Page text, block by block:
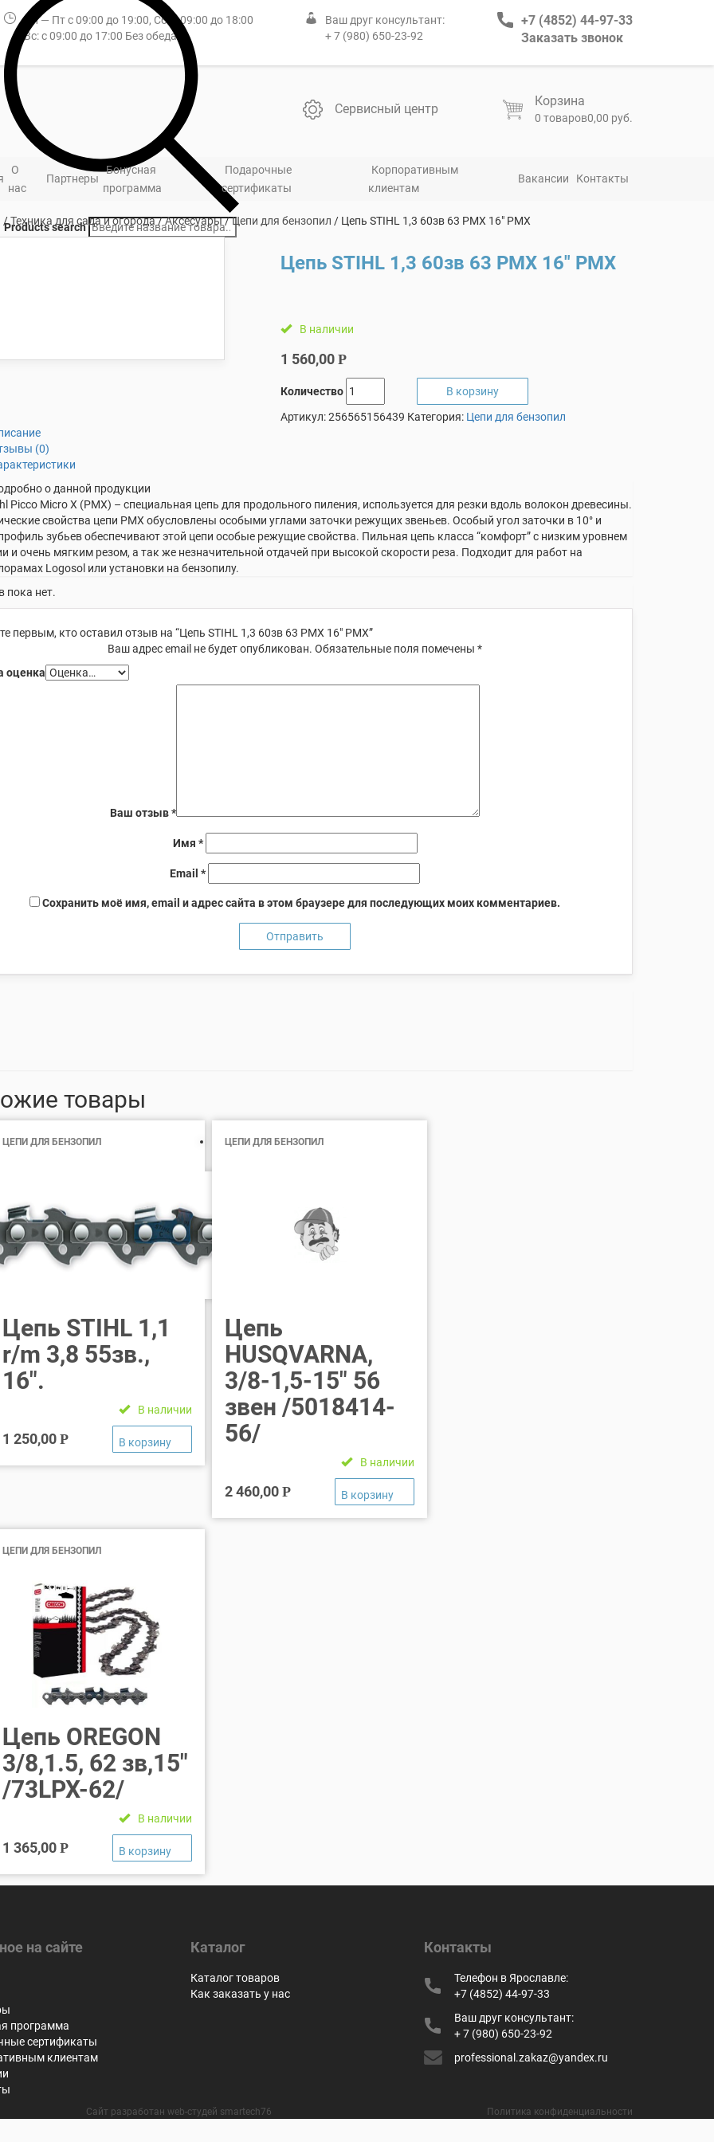
Пн — Пт с 09:00 до 19:00, Сб: с 09:00 до 18:00
Вс: с 09:00 до 17:00 Без обеда
Ваш друг консультант:
+ 7 (980) 650-23-92
+7 (4852) 44-97-33
Заказать звонок
Products search
Сервисный центр
Корзина
0 товаров0,00 руб.
О
нас
Партнеры
Бонусная
программа
Подарочные
сертификаты
Корпоративным
клиентам
Вакансии Контакты
/Техника для сада и огорода/Аксесуары/Цепи для бензопил / Цепь STIHL 1,3 60зв 63 РМХ 16″ РМХ
Цепь STIHL 1,3 60зв 63 РМХ 16″ РМХ
В наличии
1 560,00Р
Количество
В корзину
Артикул:256565156439 Категория: Цепи для бензопил
(0)
о данной продукции
Picco Micro X (PMX) – специальная цепь для продольного пиления, используется для резки вдоль волокон древесины.
свойства цепи PMX обусловлены особыми углами заточки режущих звеньев. Особый угол заточки в 10° и
зубьев обеспечивают этой цепи особые режущие свойства. Пильная цепь класса “комфорт” с низким уровнем
и очень мягким резом, а так же незначительной отдачей при высокой скорости реза. Подходит для работ на
Logosol или установки на бензопилу.
пока нет.
первым, кто оставил отзыв на “Цепь STIHL 1,3 60зв 63 РМХ 16″ РМХ”
Ваш адрес email не будет опубликован. Обязательные поля помечены*
оценка
Ваш отзыв*
Имя *
Email*
Сохранить моё имя, email и адрес сайта в этом браузере для последующих моих комментариев.
товары
ЦЕПИ ДЛЯ БЕНЗОПИЛ
Цепь STIHL 1,1
r/m 3,8 55зв.,
16″.
В наличии
1 250,00 Р
ЦЕПИ ДЛЯ БЕНЗОПИЛ
Цепь
HUSQVARNA,
3/8-1,5-15″ 56
звен /5018414-
56/
В наличии
2 460,00Р
ЦЕПИ ДЛЯ БЕНЗОПИЛ
Цепь OREGON
3/8,1.5, 62 зв,15″
/73LPX-62/
В наличии
1 365,00 Р
на сайте
программа
сертификаты
клиентам
Каталог
Каталог товаров
Как заказать у нас
Контакты
Телефон в Ярославле:
+7 (4852) 44-97-33
Ваш друг консультант:
+ 7 (980) 650-23-92
professional.zakaz@yandex.ru
Сайт разработан web-студей smartech76 Политика конфиденциальности